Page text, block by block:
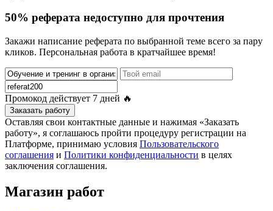
50% реферата недоступно для прочтения
Закажи написание реферата по выбранной теме всего за пару
кликов. Персональная работа в кратчайшее время!
Промокод действует 7 дней 🔥
Заказать работу
Оставляя свои контактные данные и нажимая «Заказать
работу», я соглашаюсь пройти процедуру регистрации на
Платформе, принимаю условия Пользовательского
соглашения и Политики конфиденциальности в целях
заключения соглашения.
Магазин работ